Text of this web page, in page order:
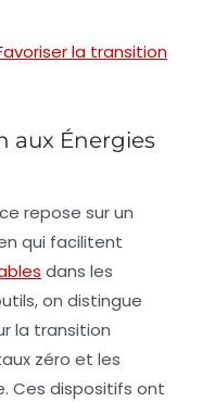
la transition
aux Énergies
repose sur un
qui facilitent
dans les
on distingue
la transition
zéro et les
. Ces dispositifs ont